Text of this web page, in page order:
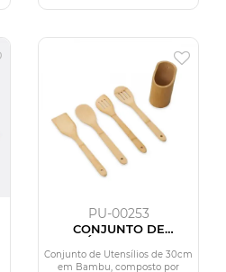
PU-00253
CONJUNTO DE
UTENSÍLIOS EM BAMBU
- 5 PÇS
Conjunto de Utensílios de 30cm
em Bambu, composto por